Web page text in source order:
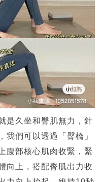
是久坐和臀肌無力，針
我們可以透過「臀橋」
腹部核心肌肉收緊，緊
向上，搭配臀肌出力收